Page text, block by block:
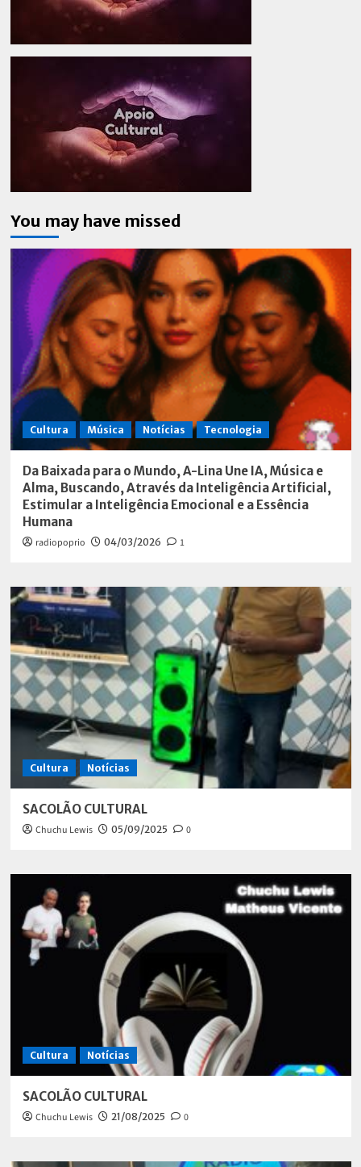
alimentação
You may have missed
Cultura Música Notícias Tecnologia
Da Baixada para o Mundo, A-Lina Une IA, Música e
Alma, Buscando, Através da Inteligência Artificial,
Estimular a Inteligência Emocional e a Essência
Humana
radiopoprio 04/03/2026 1
Cultura Notícias
SACOLÃO CULTURAL
Chuchu Lewis 05/09/2025 0
Cultura Notícias
SACOLÃO CULTURAL
Chuchu Lewis 21/08/2025 0